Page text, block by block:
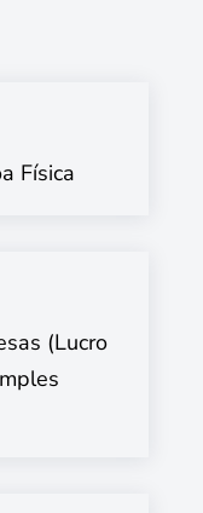
Física
(Lucro